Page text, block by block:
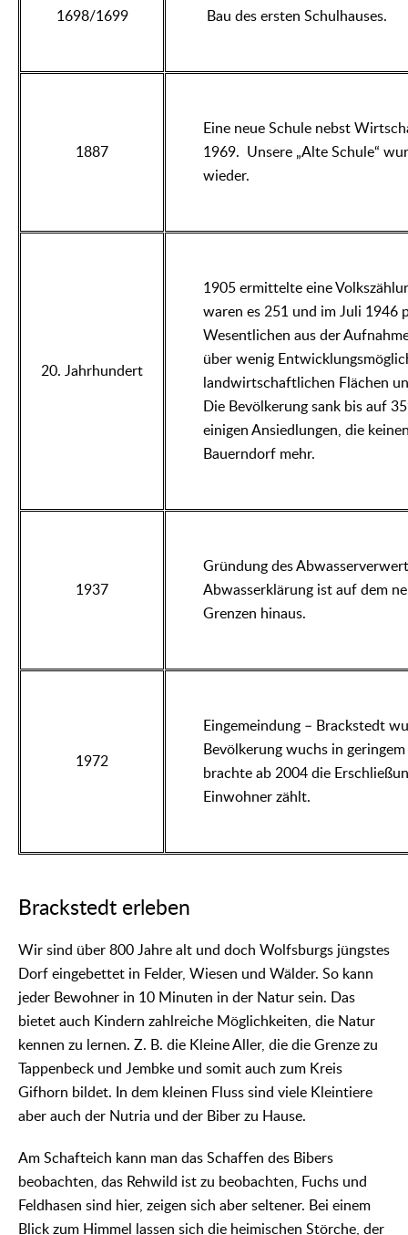
1698/1699 Bau des ersten Schulhauses.
1887
Eine neue Schule nebst
1969. Unsere „Alte Schule“
wieder.
20. Jahrhundert
1905 ermittelte eine
waren es 251 und im Juli 1946
Wesentlichen aus der
über wenig
landwirtschaftlichen Flächen
Die Bevölkerung sank bis auf
einigen Ansiedlungen, die
Bauerndorf mehr.
1937
Gründung des
Abwasserklärung ist auf dem
Grenzen hinaus.
1972
Eingemeindung – Brackstedt
Bevölkerung wuchs in
brachte ab 2004 die
Einwohner zählt.
Brackstedt erleben
Wir sind über 800 Jahre alt und doch Wolfsburgs jüngstes
Dorf eingebettet in Felder, Wiesen und Wälder. So kann
jeder Bewohner in 10 Minuten in der Natur sein. Das
bietet auch Kindern zahlreiche Möglichkeiten, die Natur
kennen zu lernen. Z. B. die Kleine Aller, die die Grenze zu
Tappenbeck und Jembke und somit auch zum Kreis
Gifhorn bildet. In dem kleinen Fluss sind viele Kleintiere
aber auch der Nutria und der Biber zu Hause.
Am Schafteich kann man das Schaffen des Bibers
beobachten, das Rehwild ist zu beobachten, Fuchs und
Feldhasen sind hier, zeigen sich aber seltener. Bei einem
Blick zum Himmel lassen sich die heimischen Störche, der